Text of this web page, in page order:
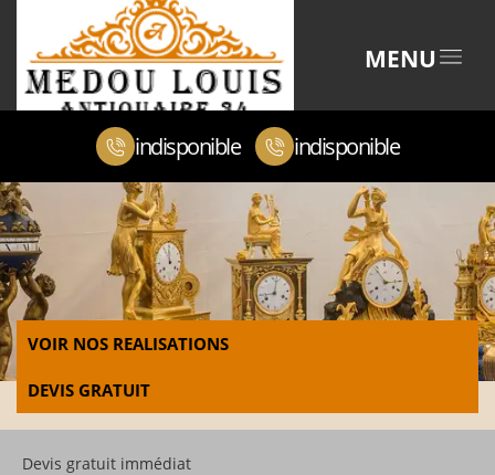
MENU
indisponible indisponible
VOIR NOS REALISATIONS
DEVIS GRATUIT
Devis gratuit immédiat